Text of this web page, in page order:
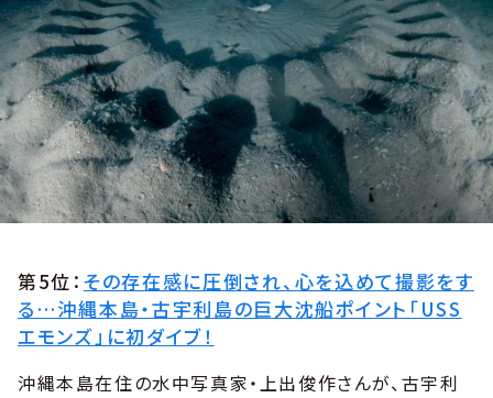
第5位： その存在感に圧倒され、心を込めて撮影をす
る…沖縄本島・古宇利島の巨大沈船ポイント「USS
エモンズ」に初ダイブ！
沖縄本島在住の水中写真家・上出俊作さんが、古宇利